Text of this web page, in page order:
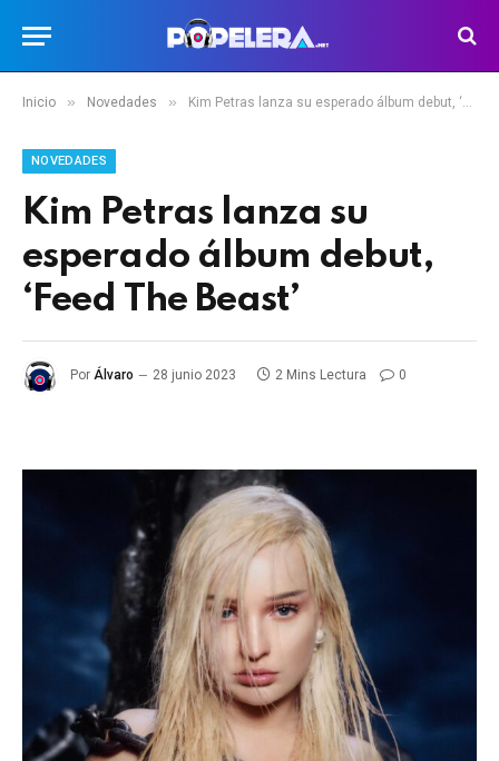
Inicio » Novedades » Kim Petras lanza su esperado álbum debut, ‘Feed The Beast’
NOVEDADES
Kim Petras lanza su
esperado álbum debut,
‘Feed The Beast’
Por Álvaro 28 junio 2023 2 Mins Lectura 0